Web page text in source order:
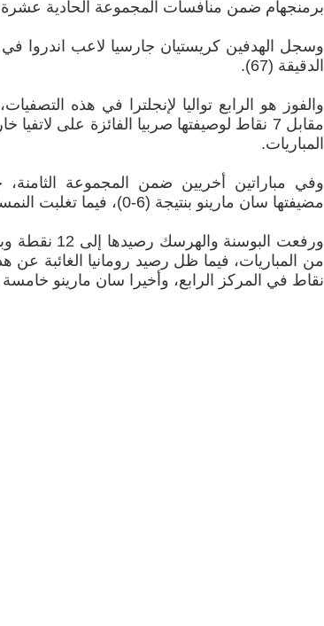
برمنجهام ضمن منافسات المجموعة الحادية
الدقيقة (67).
المباريات.
وفي مباراتين أخريين ضمن المجموعة
مضيفتها سان مارينو بنتيجة (6-0)، فيما تغلبت النمسا على ضيفتها قبرص بهدف دون رد.
نقاط في المركز الرابع، وأخيرا سان مارينو خامسة